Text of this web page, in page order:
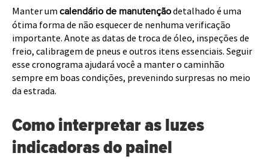
Manter um calendário de manutençãodetalhado é uma
ótima forma de não esquecer de nenhuma verificação
importante. Anote as datas de troca de óleo, inspeções de
freio, calibragem de pneus e outros itens essenciais. Seguir
esse cronograma ajudará você a manter o caminhão
sempre em boas condições, prevenindo surpresas no meio
da estrada.
Como interpretar as luzes
indicadoras do painel